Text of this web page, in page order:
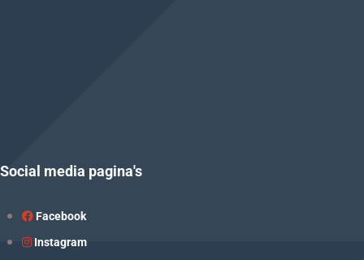
Social media pagina's
Facebook
Instagram